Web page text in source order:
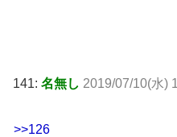
141: 名無し 2019/07/10(水)
>>126